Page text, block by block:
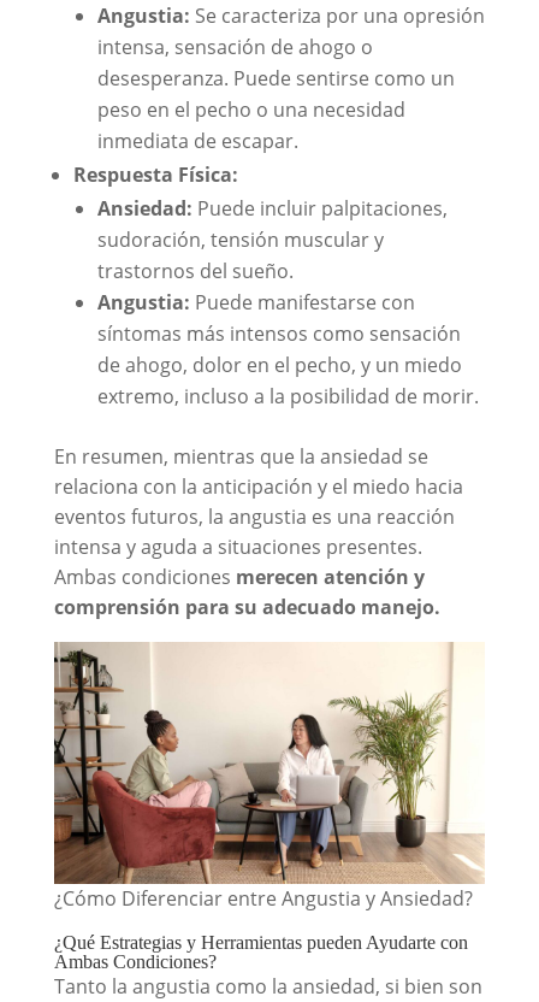
Angustia: Se caracteriza por una opresión
intensa, sensación de ahogo o
desesperanza. Puede sentirse como un
peso en el pecho o una necesidad
inmediata de escapar.
Respuesta Física:
Ansiedad: Puede incluir palpitaciones,
sudoración, tensión muscular y
trastornos del sueño.
Angustia: Puede manifestarse con
síntomas más intensos como sensación
de ahogo, dolor en el pecho, y un miedo
extremo, incluso a la posibilidad de morir.
En resumen, mientras que la ansiedad se
relaciona con la anticipación y el miedo hacia
eventos futuros, la angustia es una reacción
intensa y aguda a situaciones presentes.
Ambas condiciones merecen atención y
comprensión para su adecuado manejo.
¿Cómo Diferenciar entre Angustia y Ansiedad?
¿Qué Estrategias y Herramientas pueden Ayudarte con
Ambas Condiciones?
Tanto la angustia como la ansiedad, si bien son